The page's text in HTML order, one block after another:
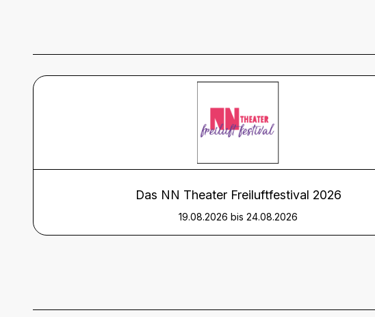
Das NN Theater Freiluftfestival 2026
19.08.2026 bis 24.08.2026